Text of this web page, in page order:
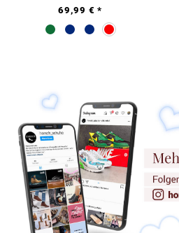
69,99 € *